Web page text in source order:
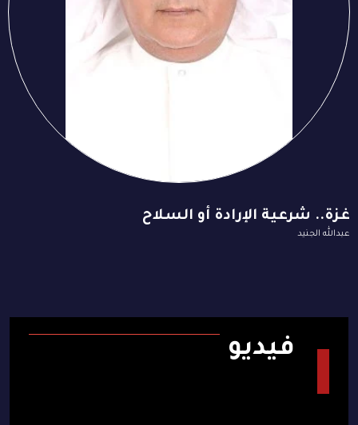
غزة.. شرعية الإرادة أو السلاح
عبدالله الجنيد
فيديو